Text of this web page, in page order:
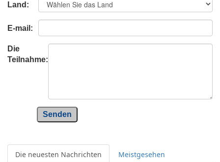
Land:
E-mail:
Die
Teilnahme:
Senden
Die neuesten Nachrichten Meistgesehen